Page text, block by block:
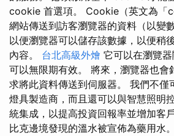
cookie 首選項。 Cookie（英文為「
網站傳送到訪客瀏覽器的資料（以變
以便瀏覽器可以儲存該數據，以便稍
內容。 台北高級外燴 它可以在瀏覽
可以無限期有效。 將來，瀏覽器也會
求將此資料傳送到伺服器。 我們不僅
燈具製造商，而且還可以與智慧照明
統集成，以提高投資回報率並增加客
比克邊境發現的溫水被宣佈為藥用水